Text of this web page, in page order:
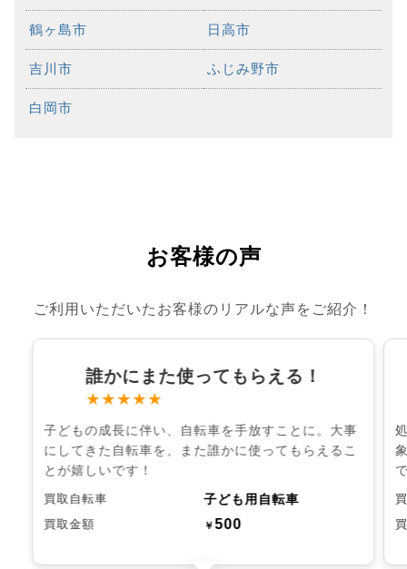
鶴ヶ島市 日高市
吉川市 ふじみ野市
白岡市
お客様の声
ご利用いただいたお客様のリアルな声をご紹介！
誰かにまた使ってもらえる！
★★★★★
子どもの成長に伴い、自転車を手放すことに。大事
にしてきた自転車を、また誰かに使ってもらえるこ
とが嬉しいです！
買取自転車 子ども用自転車
買取金額 ￥500